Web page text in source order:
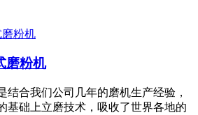
磨粉机
结合我们公司几年的磨机生产经验，
基础上立磨技术，吸收了世界各地的